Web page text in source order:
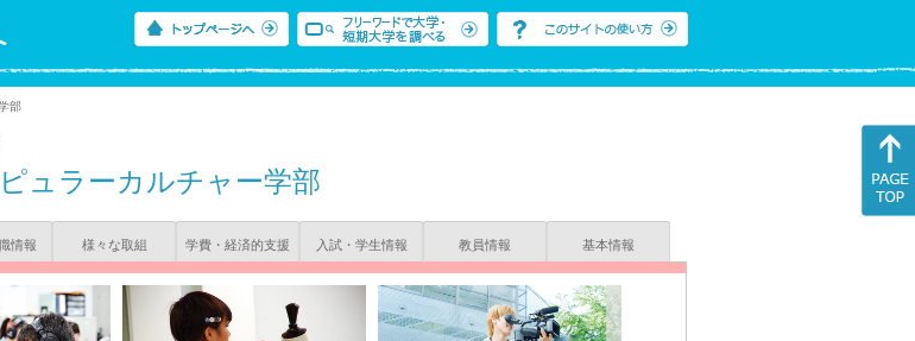
部
ュラーカルチャー学部
情報 様々な取組 学費・経済的支援 入試・学生情報 教員情報 基本情報